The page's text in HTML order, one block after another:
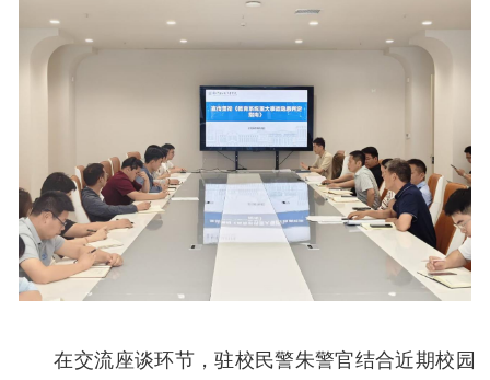
在交流座谈环节，驻校民警朱警官结合近期校园